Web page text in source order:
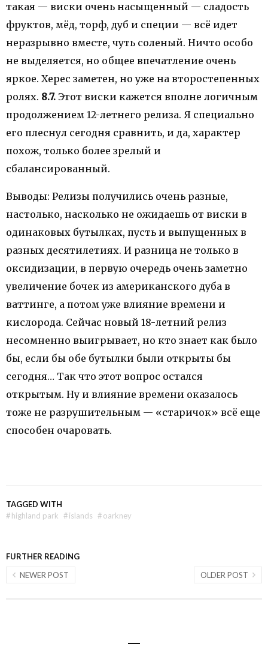
такая — виски очень насыщенный — сладость
фруктов, мёд, торф, дуб и специи — всё идет
неразрывно вместе, чуть соленый. Ничто особо
не выделяется, но общее впечатление очень
яркое. Херес заметен, но уже на второстепенных
ролях. 8.7. Этот виски кажется вполне логичным
продолжением 12-летнего релиза. Я специально
его плеснул сегодня сравнить, и да, характер
похож, только более зрелый и
сбалансированный.
Выводы: Релизы получились очень разные,
настолько, насколько не ожидаешь от виски в
одинаковых бутылках, пусть и выпущенных в
разных десятилетиях. И разница не только в
оксидизации, в первую очередь очень заметно
увеличение бочек из американского дуба в
ваттинге, а потом уже влияние времени и
кислорода. Сейчас новый 18-летний релиз
несомненно выигрывает, но кто знает как было
бы, если бы обе бутылки были открыты бы
сегодня… Так что этот вопрос остался
открытым. Ну и влияние времени оказалось
тоже не разрушительным — «старичок» всё еще
способен очаровать.
TAGGED WITH
#highland park #islands #oarkney
FURTHER READING
OLDER POST
NEWER POST